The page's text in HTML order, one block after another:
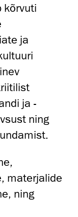
kõrvuti
ja
ja -
ning
materjalide
ning